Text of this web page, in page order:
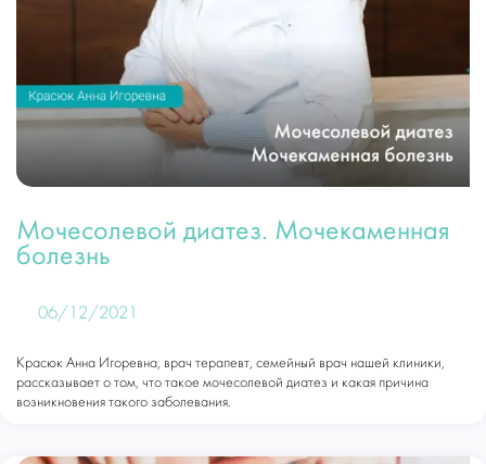
Мочесолевой диатез. Мочекаменная
болезнь
06/12/2021
Красюк Анна Игоревна, врач терапевт, семейный врач нашей клиники,
рассказывает о том, что такое мочесолевой диатез и какая причина
возникновения такого заболевания.